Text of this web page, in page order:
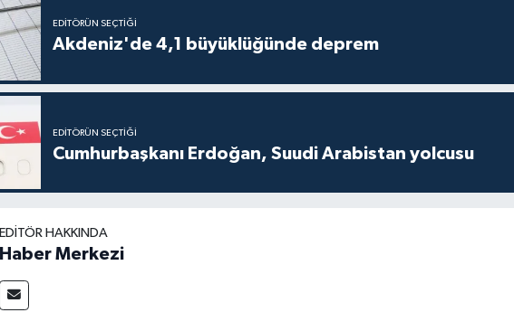
EDITÖRÜN SEÇTIĞI
Akdeniz'de 4,1 büyüklüğünde deprem
EDITÖRÜN SEÇTIĞI
Cumhurbaşkanı Erdoğan, Suudi Arabistan yolcusu
EDITÖR HAKKINDA
Haber Merkezi